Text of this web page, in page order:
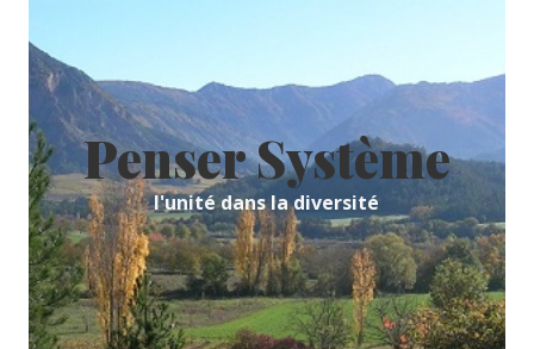
content
Penser Système
l'unité dans la diversité